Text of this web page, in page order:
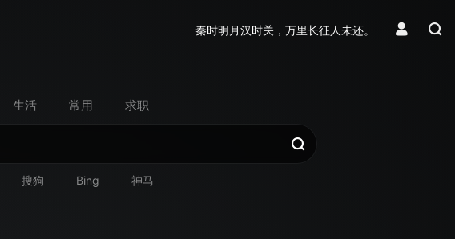
秦时明月汉时关，万里长征人未还。
生活 常用 求职
搜狗 Bing 神马